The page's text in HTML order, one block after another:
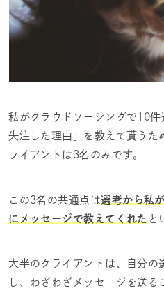
私がクラウドソーシングで10
失注した理由」を教えて貰うた
ライアントは3名のみです。
この3名の共通点は選考から私
にメッセージで教えてくれた と
大半のクライアントは、自分の
し、わざわざメッセージを送